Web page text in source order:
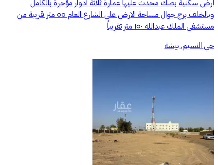
ارض سكنية بصك محدث عليها عمارة ثلاثة ادوار مؤجرة بالكامل
وبالخلف برج جوال مساحة الارض على الشارع العام ٥٥ متر قريبة من
مستشفى الملك عبدالله ١٥٠ متر تقريباً
حي النسيم, بيشة